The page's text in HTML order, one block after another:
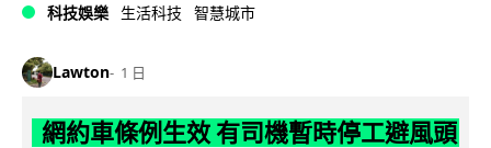
科技娛樂 生活科技 智慧城市
Lawton 1 日
網約車條例生效 有司機暫時停工避風頭